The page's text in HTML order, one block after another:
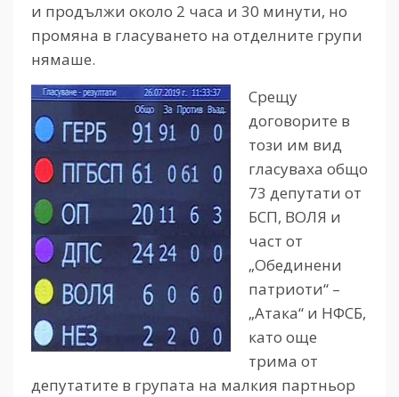
и продължи около 2 часа и 30 минути, но
промяна в гласуването на отделните групи
нямаше.
Срещу
договорите в
този им вид
гласуваха общо
73 депутати от
БСП, ВОЛЯ и
част от
„Обединени
патриоти“ –
„Атака“ и НФСБ,
като още
трима от
депутатите в групата на малкия партньор